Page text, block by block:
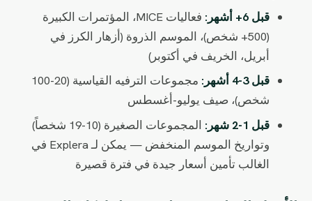
قبل 6+ أشهر:
فعاليات MICE، المؤتمرات الكبيرة
(500+ شخص)، الموسم الذروة (أزهار الكرز في
أبريل، الخريف في أكتوبر)
قبل 3-4 أشهر:
مجموعات الترفيه القياسية (20-100
شخص)، صيف يوليو-أغسطس
قبل 1-2 شهر:
المجموعات الصغيرة (10-19 شخصاً)
وتواريخ الموسم المنخفض — يمكن لـ Explera في
الغالب تأمين أسعار جيدة في فترة قصيرة